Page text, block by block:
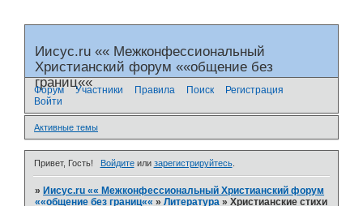
Иисус.ru «« Межконфессиональный
Христианский форум ««общение без
границ««
Форум Участники Правила Поиск
Регистрация
Войти
Активные темы
Привет, Гость! Войдитеили зарегистрируйтесь.
»Иисус.ru «« Межконфессиональный Христианский форум
««общение без границ«« »Литература »Христианские стихи